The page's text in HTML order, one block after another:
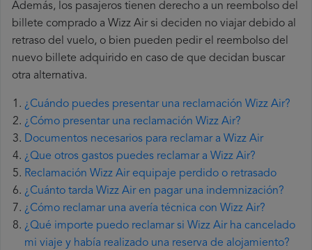
Además, los pasajeros tienen derecho a un reembolso del
billete comprado a Wizz Air si deciden no viajar debido al
retraso del vuelo, o bien pueden pedir el reembolso del
nuevo billete adquirido en caso de que decidan buscar
otra alternativa.
¿Cuándo puedes presentar una reclamación Wizz Air?
¿Cómo presentar una reclamación Wizz Air?
Documentos necesarios para reclamar a Wizz Air
¿Que otros gastos puedes reclamar a Wizz Air?
Reclamación Wizz Air equipaje perdido o retrasado
¿Cuánto tarda Wizz Air en pagar una indemnización?
¿Cómo reclamar una avería técnica con Wizz Air?
¿Qué importe puedo reclamar si Wizz Air ha cancelado
mi viaje y había realizado una reserva de alojamiento?